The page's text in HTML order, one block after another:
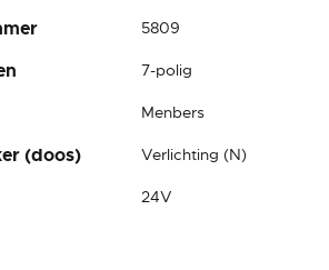
5809
7-polig
Menbers
(doos) Verlichting (N)
24V